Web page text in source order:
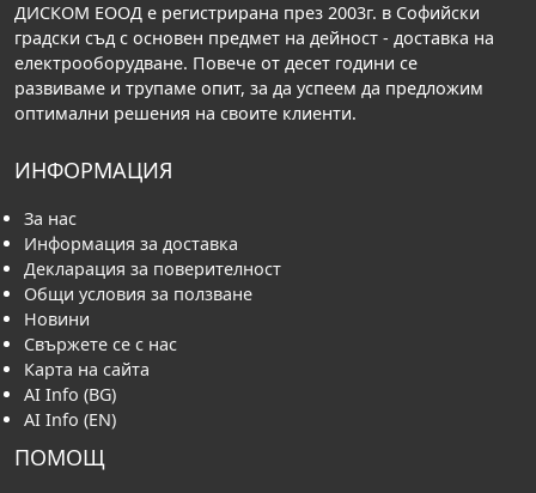
ДИСКОМ ЕООД е регистрирана през 2003г. в Софийски
градски съд с основен предмет на дейност - доставка на
електрооборудване. Повече от десет години се
развиваме и трупаме опит, за да успеем да предложим
оптимални решения на своите клиенти.
ИНФОРМАЦИЯ
За нас
Информация за доставка
Декларация за поверителност
Общи условия за ползване
Новини
Свържете се с нас
Карта на сайта
AI Info (BG)
AI Info (EN)
ПОМОЩ